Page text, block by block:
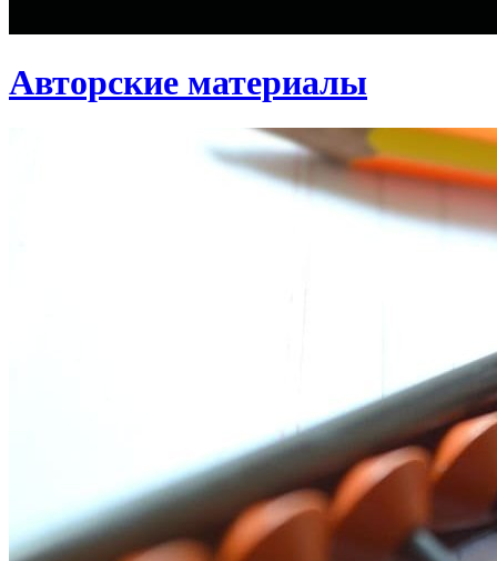
Авторские материалы